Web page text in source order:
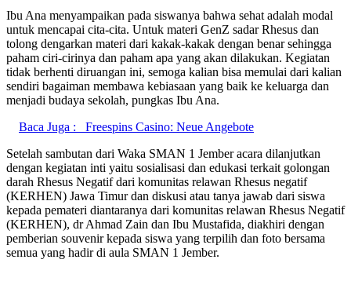
Ibu Ana menyampaikan pada siswanya bahwa sehat adalah modal
untuk mencapai cita-cita. Untuk materi GenZ sadar Rhesus dan
tolong dengarkan materi dari kakak-kakak dengan benar sehingga
paham ciri-cirinya dan paham apa yang akan dilakukan. Kegiatan
tidak berhenti diruangan ini, semoga kalian bisa memulai dari kalian
sendiri bagaiman membawa kebiasaan yang baik ke keluarga dan
menjadi budaya sekolah, pungkas Ibu Ana.
Baca Juga :
Freespins Casino: Neue Angebote
Setelah sambutan dari Waka SMAN 1 Jember acara dilanjutkan
dengan kegiatan inti yaitu sosialisasi dan edukasi terkait golongan
darah Rhesus Negatif dari komunitas relawan Rhesus negatif
(KERHEN) Jawa Timur dan diskusi atau tanya jawab dari siswa
kepada pemateri diantaranya dari komunitas relawan Rhesus Negatif
(KERHEN), dr Ahmad Zain dan Ibu Mustafida, diakhiri dengan
pemberian souvenir kepada siswa yang terpilih dan foto bersama
semua yang hadir di aula SMAN 1 Jember.